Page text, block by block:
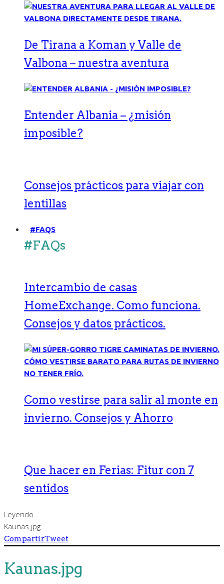
De Tirana a Koman y Valle de
Valbona – nuestra aventura
Entender Albania – ¿misión
imposible?
Consejos prácticos para viajar con
lentillas
#FAQS
#FAQs
Intercambio de casas
HomeExchange. Como funciona.
Consejos y datos prácticos.
Como vestirse para salir al monte en
invierno. Consejos y Ahorro
Que hacer en Ferias: Fitur con 7
sentidos
Leyendo
Kaunas.jpg
CompartirTweet
Kaunas.jpg